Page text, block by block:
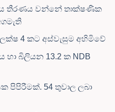
තීරණය වන්නේ තාක්ෂණික
4 කට අස්වැසුම අහිමිවේ
හා බිලියන 13.2 ක NDB
පිපිරීමක්. 54 තුවාල ලබා